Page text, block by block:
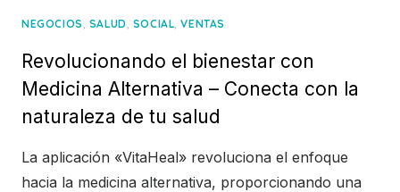
NEGOCIOS, SALUD, SOCIAL,VENTAS
Revolucionando el bienestar con
Medicina Alternativa – Conecta con la
naturaleza de tu salud
La aplicación «VitaHeal» revoluciona el enfoque
hacia la medicina alternativa, proporcionando una